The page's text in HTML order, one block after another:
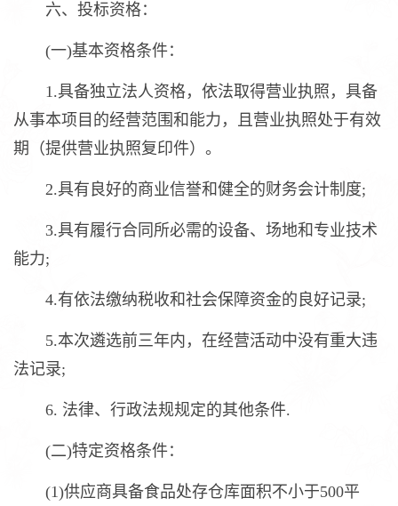
六、投标资格：
(一)基本资格条件：
1.具备独立法人资格，依法取得营业执照，具备
从事本项目的经营范围和能力，且营业执照处于有效
期（提供营业执照复印件）。
2.具有良好的商业信誉和健全的财务会计制度;
3.具有履行合同所必需的设备、场地和专业技术
能力;
4.有依法缴纳税收和社会保障资金的良好记录;
5.本次遴选前三年内，在经营活动中没有重大违
法记录;
6. 法律、行政法规规定的其他条件.
(二)特定资格条件：
(1)供应商具备食品处存仓库面积不小于500平